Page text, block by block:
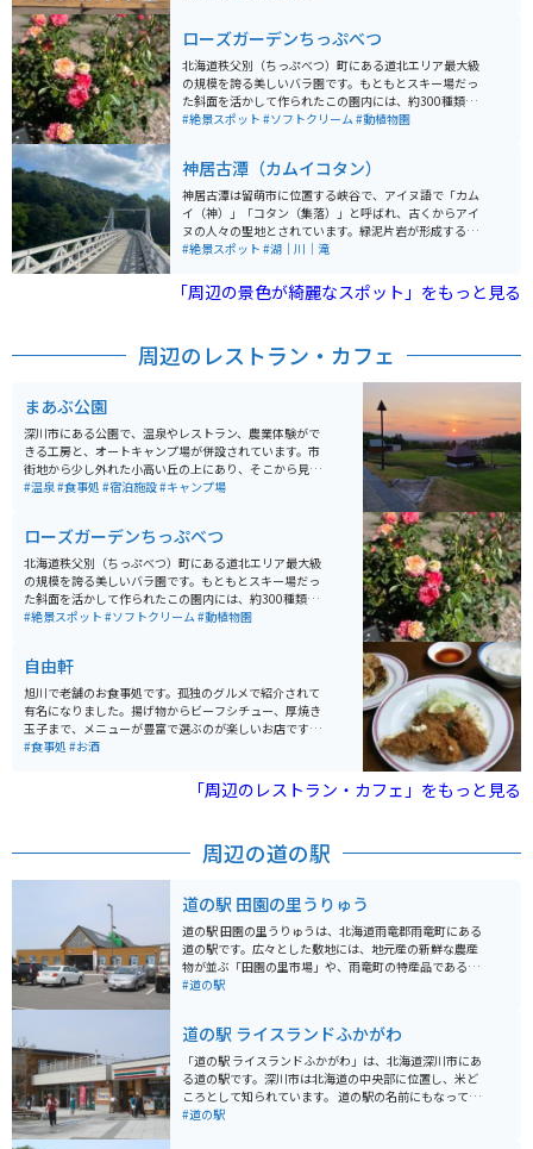
ローズガーデンちっぷべつ
北海道秩父別（ちっぷべつ）町にある道北エリア最大級
の規模を誇る美しいバラ園です。もともとスキー場だっ
た斜面を活かして作られたこの園内には、約300種類・
3,000株ものバラが咲き誇り、シーズンには町全体が華
望台」があります。そこから見下ろすバラの花々と、の
どかな秩父別の田園風景が織りなす景色は、まさに北海
道らしい開放感に溢れています。 散策のお供に欠かせな
いのが、売店「バラの城ふろーら」で販売されているピ
ンク色のローズソフトクリームです。一口食べるとバラ
イーツとして人気を集めています。 見頃: 最も華やかな
のは7月上旬から中旬です。 入園料: 嬉しいことに入園は
やすく、道の駅「ちっぷべつ」からもすぐ近くです。
広々とした無料駐車場: 園内には広めの無料駐車場が完備
#絶景スポット #ソフトクリーム#動植物園
神居古潭（カムイコタン）
神居古潭は留萌市に位置する峡谷で、アイヌ語で「カム
イ（神）」「コタン（集落）」と呼ばれ、古くからアイ
ヌの人々の聖地とされています。緑泥片岩が形成する峡
谷には、奇岩やおう穴群があり、アイヌの人々は魔神の
橋があり、景色を楽しめます。峡谷は美しい秋の紅葉が
見られる名所であり、毎年９月２３日に「こたんまつ
り、アイヌ以外の先人たちの生活の一端を垣間見ること
#絶景スポット #湖｜川｜滝
「周辺の景色が綺麗なスポット」をもっと見る
周辺のレストラン・カフェ
まあぶ公園
深川市にある公園で、温泉やレストラン、農業体験がで
きる工房と、オートキャンプ場が併設されています。市
街地から少し外れた小高い丘の上にあり、そこから見る
景色は絶景です。温泉はこじんまりとしていますが、近
#温泉#食事処 #宿泊施設#キャンプ場
ローズガーデンちっぷべつ
北海道秩父別（ちっぷべつ）町にある道北エリア最大級
の規模を誇る美しいバラ園です。もともとスキー場だっ
た斜面を活かして作られたこの園内には、約300種類・
3,000株ものバラが咲き誇り、シーズンには町全体が華
望台」があります。そこから見下ろすバラの花々と、の
どかな秩父別の田園風景が織りなす景色は、まさに北海
道らしい開放感に溢れています。 散策のお供に欠かせな
いのが、売店「バラの城ふろーら」で販売されているピ
ンク色のローズソフトクリームです。一口食べるとバラ
のは7月上旬から中旬です。 入園料: 嬉しいことに入園は
やすく、道の駅「ちっぷべつ」からもすぐ近くです。
広々とした無料駐車場: 園内には広めの無料駐車場が完備
されています。
#絶景スポット #ソフトクリーム#動植物園
自由軒
旭川で老舗のお食事処です。孤独のグルメで紹介されて
有名になりました。揚げ物からビーフシチュー、厚焼き
玉子まで、メニューが豊富で選ぶのが楽しいお店です。
店内は広くなく、人気店なので開店時を狙うことをオス
#食事処 #お酒
「周辺のレストラン・カフェ」をもっと見る
周辺の道の駅
道の駅 田園の里うりゅう
道の駅 田園の里うりゅうは、北海道雨竜郡雨竜町にある
道の駅です。広々とした敷地には、地元産の新鮮な農産
物が並ぶ「田園の里市場」や、雨竜町の特産品であるそ
ばや米粉を使ったパンが味わえる「レストラン風車」な
ている「うりゅう木工芸館」では、地元産のカラマツを
使った木工製品の販売や木工体験ができます。 バイクで
訪れる際は、道の駅に隣接する「暑寒別岳登山道」の入
り口もおすすめです。約30分ほど歩くと展望台があり、
田園風景を一望できます。道の駅には、広々とした駐車
#道の駅
道の駅 ライスランドふかがわ
「道の駅 ライスランドふかがわ」は、北海道深川市にあ
る道の駅です。深川市は北海道の中央部に位置し、米ど
ころとして知られています。 道の駅の名前にもなってい
る通り、お米が有名で、併設されている「深川市農産物
#道の駅